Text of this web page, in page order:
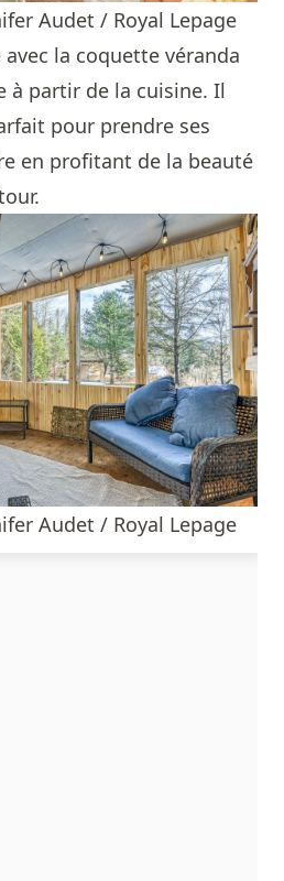
Audet / Royal Lepage
la coquette véranda
à partir de la cuisine. Il
pour prendre ses
en profitant de la beauté
Audet / Royal Lepage